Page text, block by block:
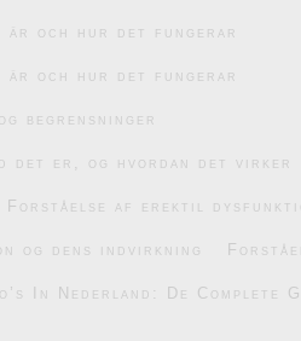
är och hur det fungerar
är och hur det fungerar
begrensninger
det er, og hvordan det virker
Forståelse af erektil
og dens indvirkning
In Nederland: De Complete